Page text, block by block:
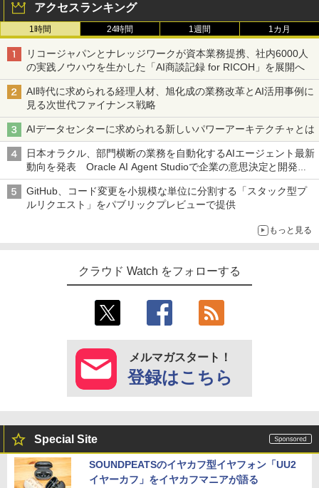
アクセスランキング
1時間 24時間 1週間 1カ月
リコージャパンとナレッジワークが資本業務提携、社内6000人
の実践ノウハウを生かした「AI商談記録 for RICOH」を展開へ
AI時代に求められる経理人材、旭化成の業務改革とAI活用事例に
見る次世代ファイナンス戦略
AIデータセンターに求められる新しいパワーアーキテクチャとは
日本オラクル、部門横断の業務を自動化するAIエージェント最新
動向を発表 Oracle AI Agent Studioで企業の意思決定と開発を
加速
GitHub、コード変更を小規模な単位に分割する「スタック型プ
ルリクエスト」をパブリックプレビューで提供
もっと見る
クラウド Watch をフォローする
メルマガスタート！
登録はこちら
Special Site
SOUNDPEATSのイヤカフ型イヤフォン「UU2
イヤーカフ」をイヤカフマニアが語る